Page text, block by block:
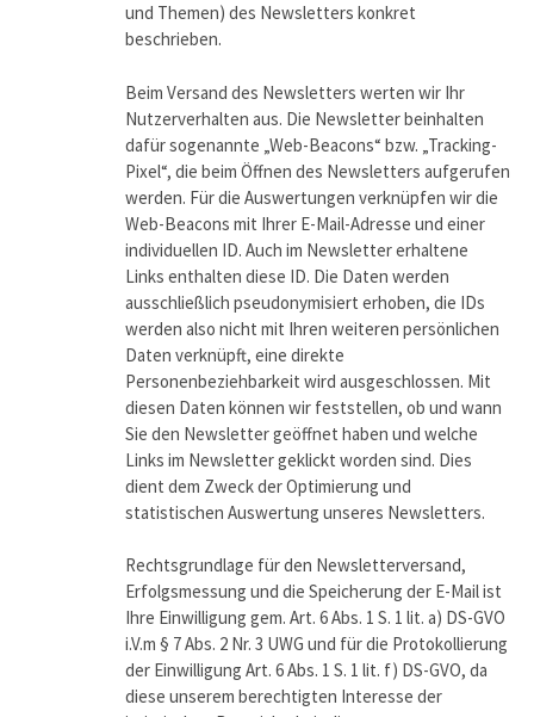
und Themen) des Newsletters konkret
beschrieben.
Beim Versand des Newsletters werten wir Ihr
Nutzerverhalten aus. Die Newsletter beinhalten
dafür sogenannte „Web-Beacons“ bzw. „Tracking-
Pixel“, die beim Öffnen des Newsletters aufgerufen
werden. Für die Auswertungen verknüpfen wir die
Web-Beacons mit Ihrer E-Mail-Adresse und einer
individuellen ID. Auch im Newsletter erhaltene
Links enthalten diese ID. Die Daten werden
ausschließlich pseudonymisiert erhoben, die IDs
werden also nicht mit Ihren weiteren persönlichen
Daten verknüpft, eine direkte
Personenbeziehbarkeit wird ausgeschlossen. Mit
diesen Daten können wir feststellen, ob und wann
Sie den Newsletter geöffnet haben und welche
Links im Newsletter geklickt worden sind. Dies
dient dem Zweck der Optimierung und
statistischen Auswertung unseres Newsletters.
Rechtsgrundlage für den Newsletterversand,
Erfolgsmessung und die Speicherung der E-Mail ist
Ihre Einwilligung gem. Art. 6 Abs. 1 S. 1 lit. a) DS-GVO
i.V.m § 7 Abs. 2 Nr. 3 UWG und für die Protokollierung
der Einwilligung Art. 6 Abs. 1 S. 1 lit. f) DS-GVO, da
diese unserem berechtigten Interesse der